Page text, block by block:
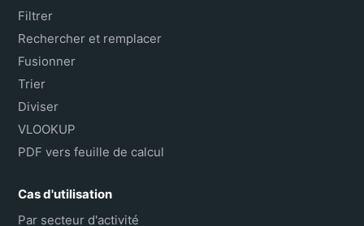
Filtrer
Rechercher et remplacer
Fusionner
Trier
Diviser
VLOOKUP
PDF vers feuille de calcul
Cas d'utilisation
Par secteur d'activité